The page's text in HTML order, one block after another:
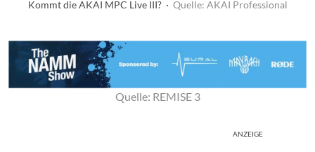
Kommt die AKAI MPC Live III? · Quelle: AKAI Professional
Quelle: REMISE 3
ANZEIGE